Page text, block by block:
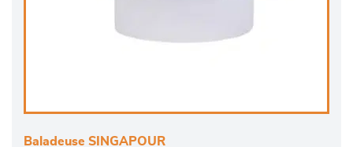
Baladeuse SINGAPOUR